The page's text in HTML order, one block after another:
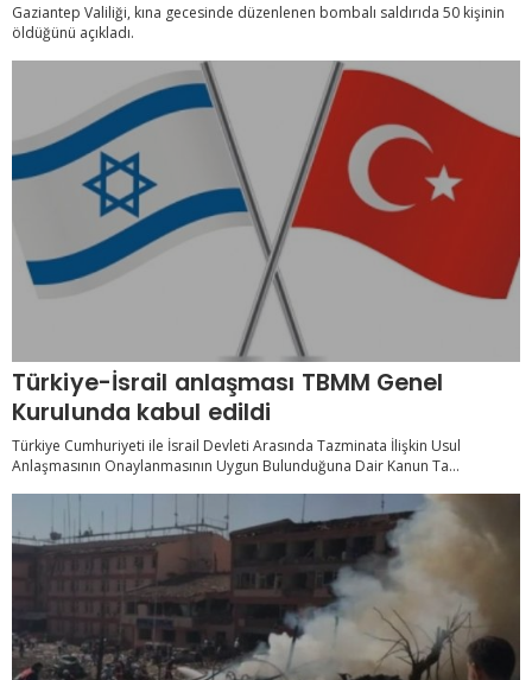
Gaziantep Valiliği, kına gecesinde düzenlenen bombalı saldırıda 50 kişinin
öldüğünü açıkladı.
Türkiye-İsrail anlaşması TBMM Genel
Kurulunda kabul edildi
Türkiye Cumhuriyeti ile İsrail Devleti Arasında Tazminata İlişkin Usul
Anlaşmasının Onaylanmasının Uygun Bulunduğuna Dair Kanun Ta...